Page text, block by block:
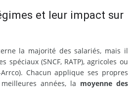
et leur impact sur
la majorité des salariés, mais il
spéciaux (SNCF, RATP), agricoles ou
Chacun applique ses propres
années, la moyenne des